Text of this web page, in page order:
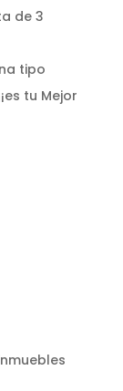
de 3
tipo
tu Mejor